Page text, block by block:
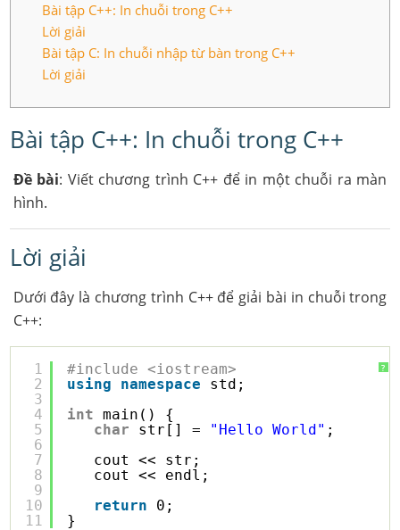
Bài tập C++: In chuỗi trong C++
Lời giải
Bài tập C: In chuỗi nhập từ bàn trong C++
Lời giải
Bài tập C++: In chuỗi trong C++
Đề bài: Viết chương trình C++ để in một chuỗi ra màn
hình.
Lời giải
Dưới đây là chương trình C++ để giải bài in chuỗi trong
C++:
?
1
2
3
4
5
6
7
8
9
10
11
#include <iostream>
using
namespace
std;
int
main() {
char
str[] = "Hello World" ;
cout << str;
cout << endl;
return
0;
}